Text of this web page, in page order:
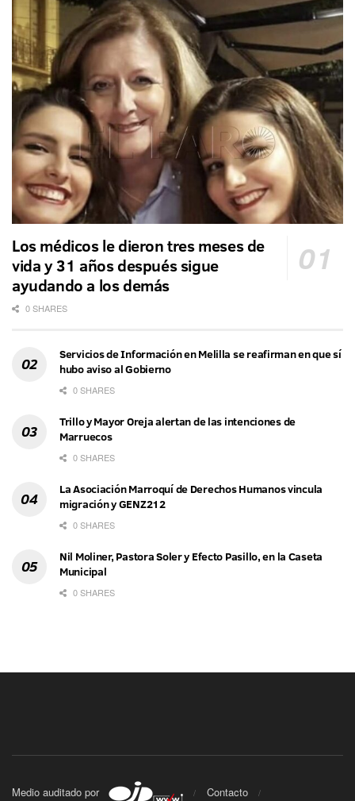
Los médicos le dieron tres meses de
vida y 31 años después sigue
ayudando a los demás
0 SHARES
Servicios de Información en Melilla se reafirman en que sí
hubo aviso al Gobierno
0 SHARES
Trillo y Mayor Oreja alertan de las intenciones de
Marruecos
0 SHARES
La Asociación Marroquí de Derechos Humanos vincula
migración y GENZ212
0 SHARES
Nil Moliner, Pastora Soler y Efecto Pasillo, en la Caseta
Municipal
0 SHARES
Medio auditado por
Contacto